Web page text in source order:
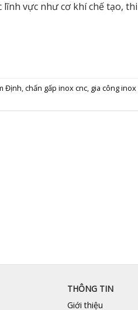
vực như cơ khí chế tạo,
Định,chấn gấp inox cnc, gia công
THÔNG TIN
Giới thiệu